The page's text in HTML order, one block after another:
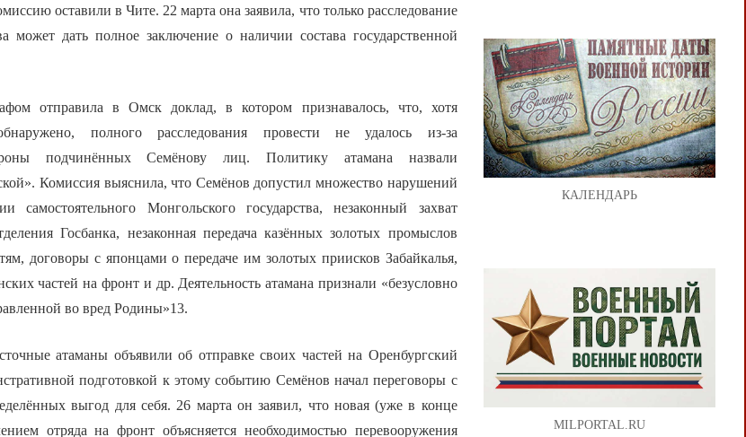
оставили в Чите. 22 марта она заявила, что только расследование
может дать полное заключение о наличии состава государственной
отправила в Омск доклад, в котором признавалось, что, хотя
полного расследования провести не удалось из-за
подчинённых Семёнову лиц. Политику атамана назвали
Комиссия выяснила, что Семёнов допустил множество нарушений
Монгольского государства, незаконный захват
Госбанка, незаконная передача казённых золотых промыслов
договоры с японцами о передаче им золотых приисков Забайкалья,
частей на фронт и др. Деятельность атамана признали «безусловно
во вред Родины»13.
атаманы объявили об отправке своих частей на Оренбургский
подготовкой к этому событию Семёнов начал переговоры с
выгод для себя. 26 марта он заявил, что новая (уже в конце
отряда на фронт объясняется необходимостью перевооружения
КАЛЕНДАРЬ
MILPORTAL.RU